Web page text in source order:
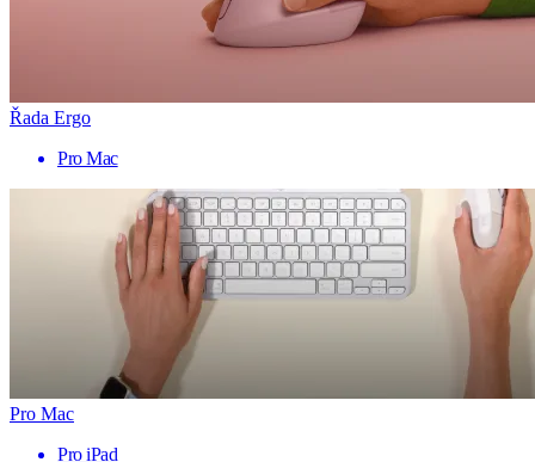
Řada Ergo
Pro Mac
Pro Mac
Pro iPad